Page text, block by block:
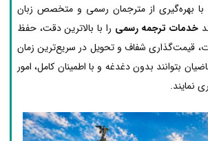
با بهره‌گیری از مترجمان رسمی و متخصص زبان
خدمات ترجمه رسمی را با بالاترین دقت، حفظ
قیمت‌گذاری شفاف و تحویل در سریع‌ترین زمان
بتوانند بدون دغدغه و با اطمینان کامل، امور
نمایند.